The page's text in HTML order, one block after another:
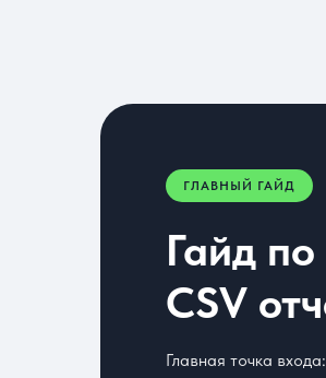
ГЛАВНЫЙ ГАЙД
Гайд по
CSV
Главная точка